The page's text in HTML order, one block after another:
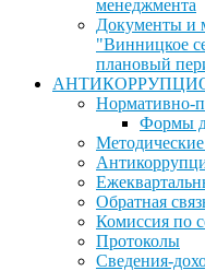
менеджмента
Документы и
"Винницкое
плановый
Нормативно-
Формы
Обратная
Комиссия по
Протоколы
Сведения-